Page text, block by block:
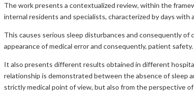
The work presents a contextualized review, within the
internal residents and specialists, characterized by days with
This causes serious sleep disturbances and consequently
appearance of medical error and consequently, patient safety.
It also presents different results obtained in different
relationship is demonstrated between the absence of sleep
strictly medical point of view, but also from the perspective